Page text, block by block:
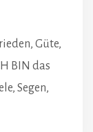
, Güte,
BIN das
, Segen,